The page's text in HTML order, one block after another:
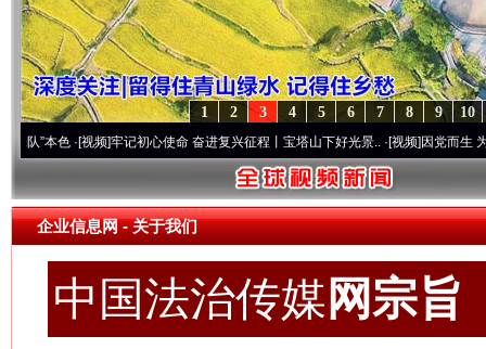
10
9
8
7
6
5
4
3
2
1
频]牢记初心使命 奋进复兴征程丨宝塔山下好光景..·[视频]因党而生 为党而战——百
企业信息网- 关于我们
中国法治传媒 网宗